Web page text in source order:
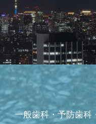
一般歯科・予防歯科